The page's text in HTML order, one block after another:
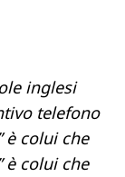
inglesi
telefono
è colui che
è colui che